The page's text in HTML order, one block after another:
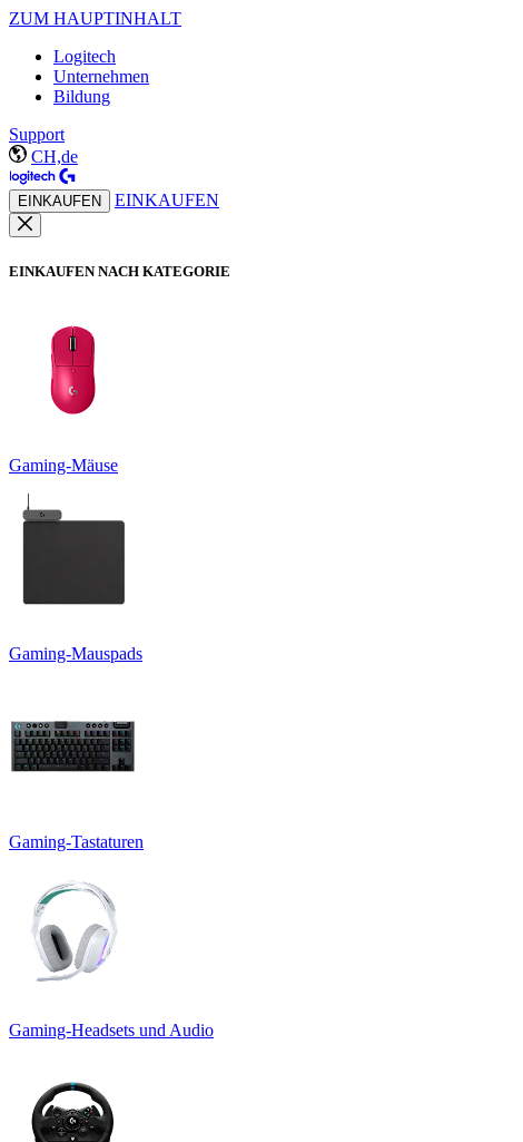
ZUM HAUPTINHALT
Logitech
Unternehmen
Bildung
Support
CH,de
EINKAUFEN EINKAUFEN
EINKAUFEN NACH KATEGORIE
Gaming-Mäuse
Gaming-Mauspads
Gaming-Tastaturen
Gaming-Headsets und Audio